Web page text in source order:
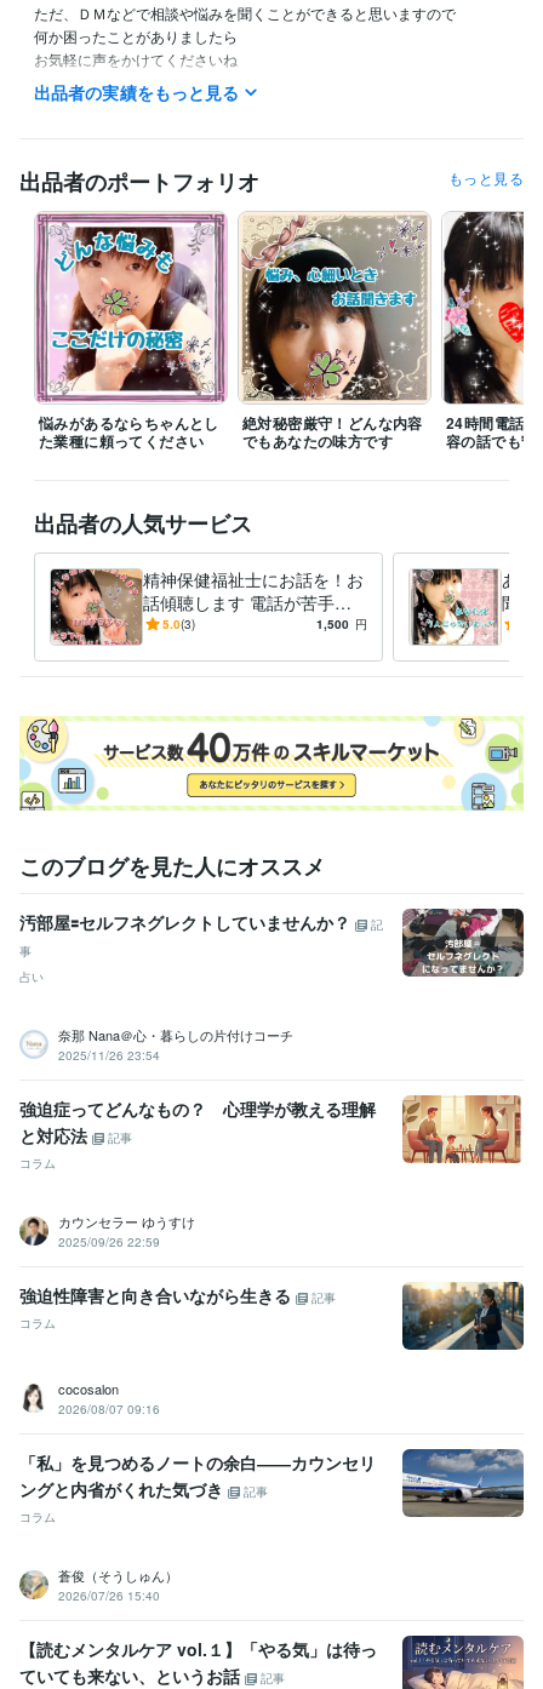
ただ、ＤＭなどで相談や悩みを聞くことができると思いますので
何か困ったことがありましたら
お気軽に声をかけてくださいね
お力になれたら嬉しいです
経験職種
ライフスタイル・その他 / 保育士・ベビーシッター 経験年数 : 2年
資格・検定
精神保健福祉士 取得年 : 2016年
保育士 取得年 : 2018年
得意分野
悩み相談・カウンセリング 精神保健福祉士・保育士による相談など
出品者の実績をもっと見る
出品者のポートフォリオ もっと見る
悩みがあるならちゃんとし
た業種に頼ってください
絶対秘密厳守！どんな内容
でもあなたの味方です
24時間電話
容の話でも守
出品者の人気サービス
精神保健福祉士にお話を！お
話傾聴します 電話が苦手な
人へ、具体的な悩みのある人
5.0(3) 1,500 円
あな
聞き
まで
このブログを見た人にオススメ
汚部屋🟰セルフネグレクトしていませんか？
記
事
占い
奈那 Nana＠心・暮らしの片付けコーチ
2025/11/26 23:54
強迫症ってどんなもの？ 心理学が教える理解
と対応法
記事
コラム
カウンセラー ゆうすけ
2025/09/26 22:59
強迫性障害と向き合いながら生きる
記事
コラム
cocosalon
2026/08/07 09:16
「私」を見つめるノートの余白――カウンセリ
ングと内省がくれた気づき
記事
コラム
蒼俊（そうしゅん）
2026/07/26 15:40
【読むメンタルケア vol.１】「やる気」は待っ
ていても来ない、というお話
記事